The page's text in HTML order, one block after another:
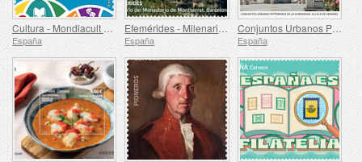
Cultura - Mondiacult 25 España, Barcelona
España
Efemérides - Milenario del Monasterio de Montserrat, Barcelona
España
Conjuntos Urbanos Patrimonio de la Humanidad - Alcalá de Henares
España